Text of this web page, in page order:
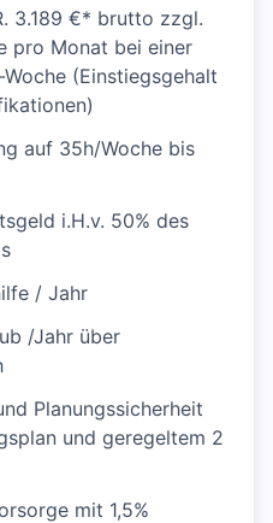
3.189 €* brutto zzgl.
pro Monat bei einer
(Einstiegsgehalt
auf 35h/Woche bis
i.H.v. 50% des
/ Jahr
/Jahr über
Planungssicherheit
und geregeltem 2
mit 1,5%